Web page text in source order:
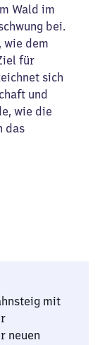
Wald im
bei.
wie dem
für
sich
und
wie die
das
mit
neuen